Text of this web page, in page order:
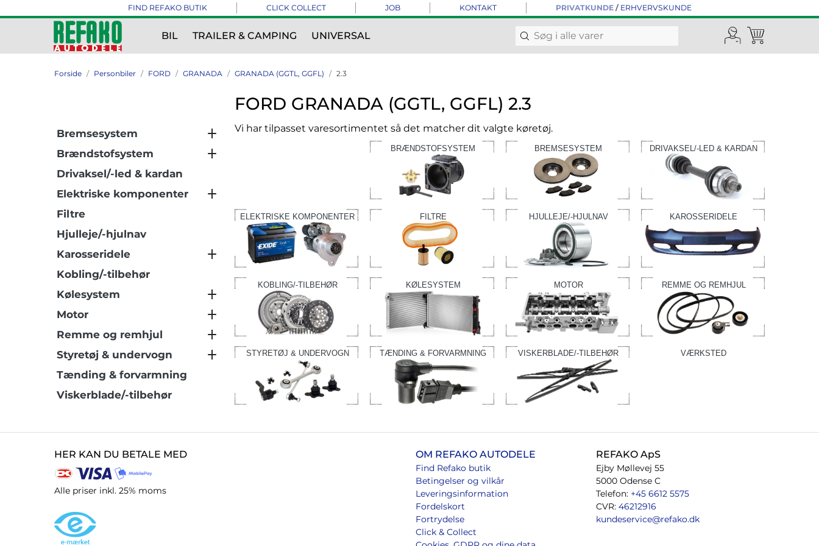
FIND REFAKO BUTIK CLICK COLLECT JOB KONTAKT PRIVATKUNDE/ ERHVERVSKUNDE
BIL TRAILER & CAMPING UNIVERSAL
Forside Personbiler FORD GRANADA GRANADA (GGTL, GGFL) 2.3
FORD GRANADA (GGTL, GGFL) 2.3
Vi har tilpasset varesortimentet så det matcher dit valgte køretøj.
BRÆNDSTOFSYSTEM BREMSESYSTEM DRIVAKSEL/-LED & KARDAN
ELEKTRISKE KOMPONENTER FILTRE HJULLEJE/-HJULNAV KAROSSERIDELE
KOBLING/-TILBEHØR KØLESYSTEM MOTOR REMME OG REMHJUL
STYRETØJ & UNDERVOGN TÆNDING & FORVARMNING VISKERBLADE/-TILBEHØR VÆRKSTED
Bremsesystem
Brændstofsystem
Drivaksel/-led & kardan
Elektriske komponenter
Filtre
Hjulleje/-hjulnav
Karosseridele
Kobling/-tilbehør
Kølesystem
Motor
Remme og remhjul
Styretøj & undervogn
Tænding & forvarmning
Viskerblade/-tilbehør
HER KAN DU BETALE MED
Alle priser inkl. 25% moms
OM REFAKO AUTODELE
Find Refako butik
Betingelser og vilkår
Leveringsinformation
Fordelskort
Fortrydelse
Click & Collect
REFAKO ApS
Ejby Møllevej 55
5000 Odense C
Telefon: +45 6612 5575
CVR: 46212916
kundeservice@refako.dk